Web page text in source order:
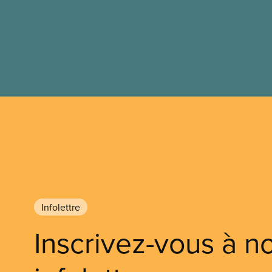
Infolettre
Inscrivez-vous à